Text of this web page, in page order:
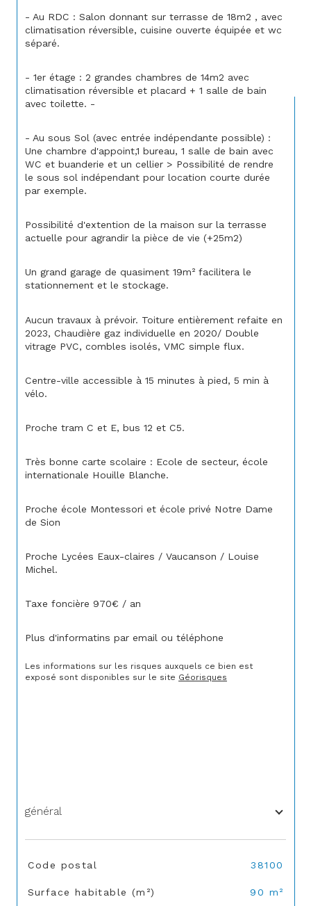
- Au RDC : Salon donnant sur terrasse de 18m2 , avec
climatisation réversible, cuisine ouverte équipée et wc
séparé.
- 1er étage : 2 grandes chambres de 14m2 avec
climatisation réversible et placard + 1 salle de bain
avec toilette. -
- Au sous Sol (avec entrée indépendante possible) :
Une chambre d'appoint,1 bureau, 1 salle de bain avec
WC et buanderie et un cellier > Possibilité de rendre
le sous sol indépendant pour location courte durée
par exemple.
Possibilité d'extention de la maison sur la terrasse
actuelle pour agrandir la pièce de vie (+25m2)
Un grand garage de quasiment 19m² facilitera le
stationnement et le stockage.
Aucun travaux à prévoir. Toiture entièrement refaite en
2023, Chaudière gaz individuelle en 2020/ Double
vitrage PVC, combles isolés, VMC simple flux.
Centre-ville accessible à 15 minutes à pied, 5 min à
vélo.
Proche tram C et E, bus 12 et C5.
Très bonne carte scolaire : Ecole de secteur, école
internationale Houille Blanche.
Proche école Montessori et école privé Notre Dame
de Sion
Proche Lycées Eaux-claires / Vaucanson / Louise
Michel.
Taxe foncière 970€ / an
Plus d'informatins par email ou téléphone
Les informations sur les risques auxquels ce bien est
exposé sont disponibles sur le site Géorisques
général
TRAD_SIROCCO_Caracteristique
Code postal 38100
Surface habitable (m²) 90 m²